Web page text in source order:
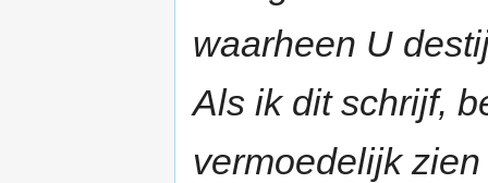
waarheen U
Als ik dit schrijf,
vermoedelijk